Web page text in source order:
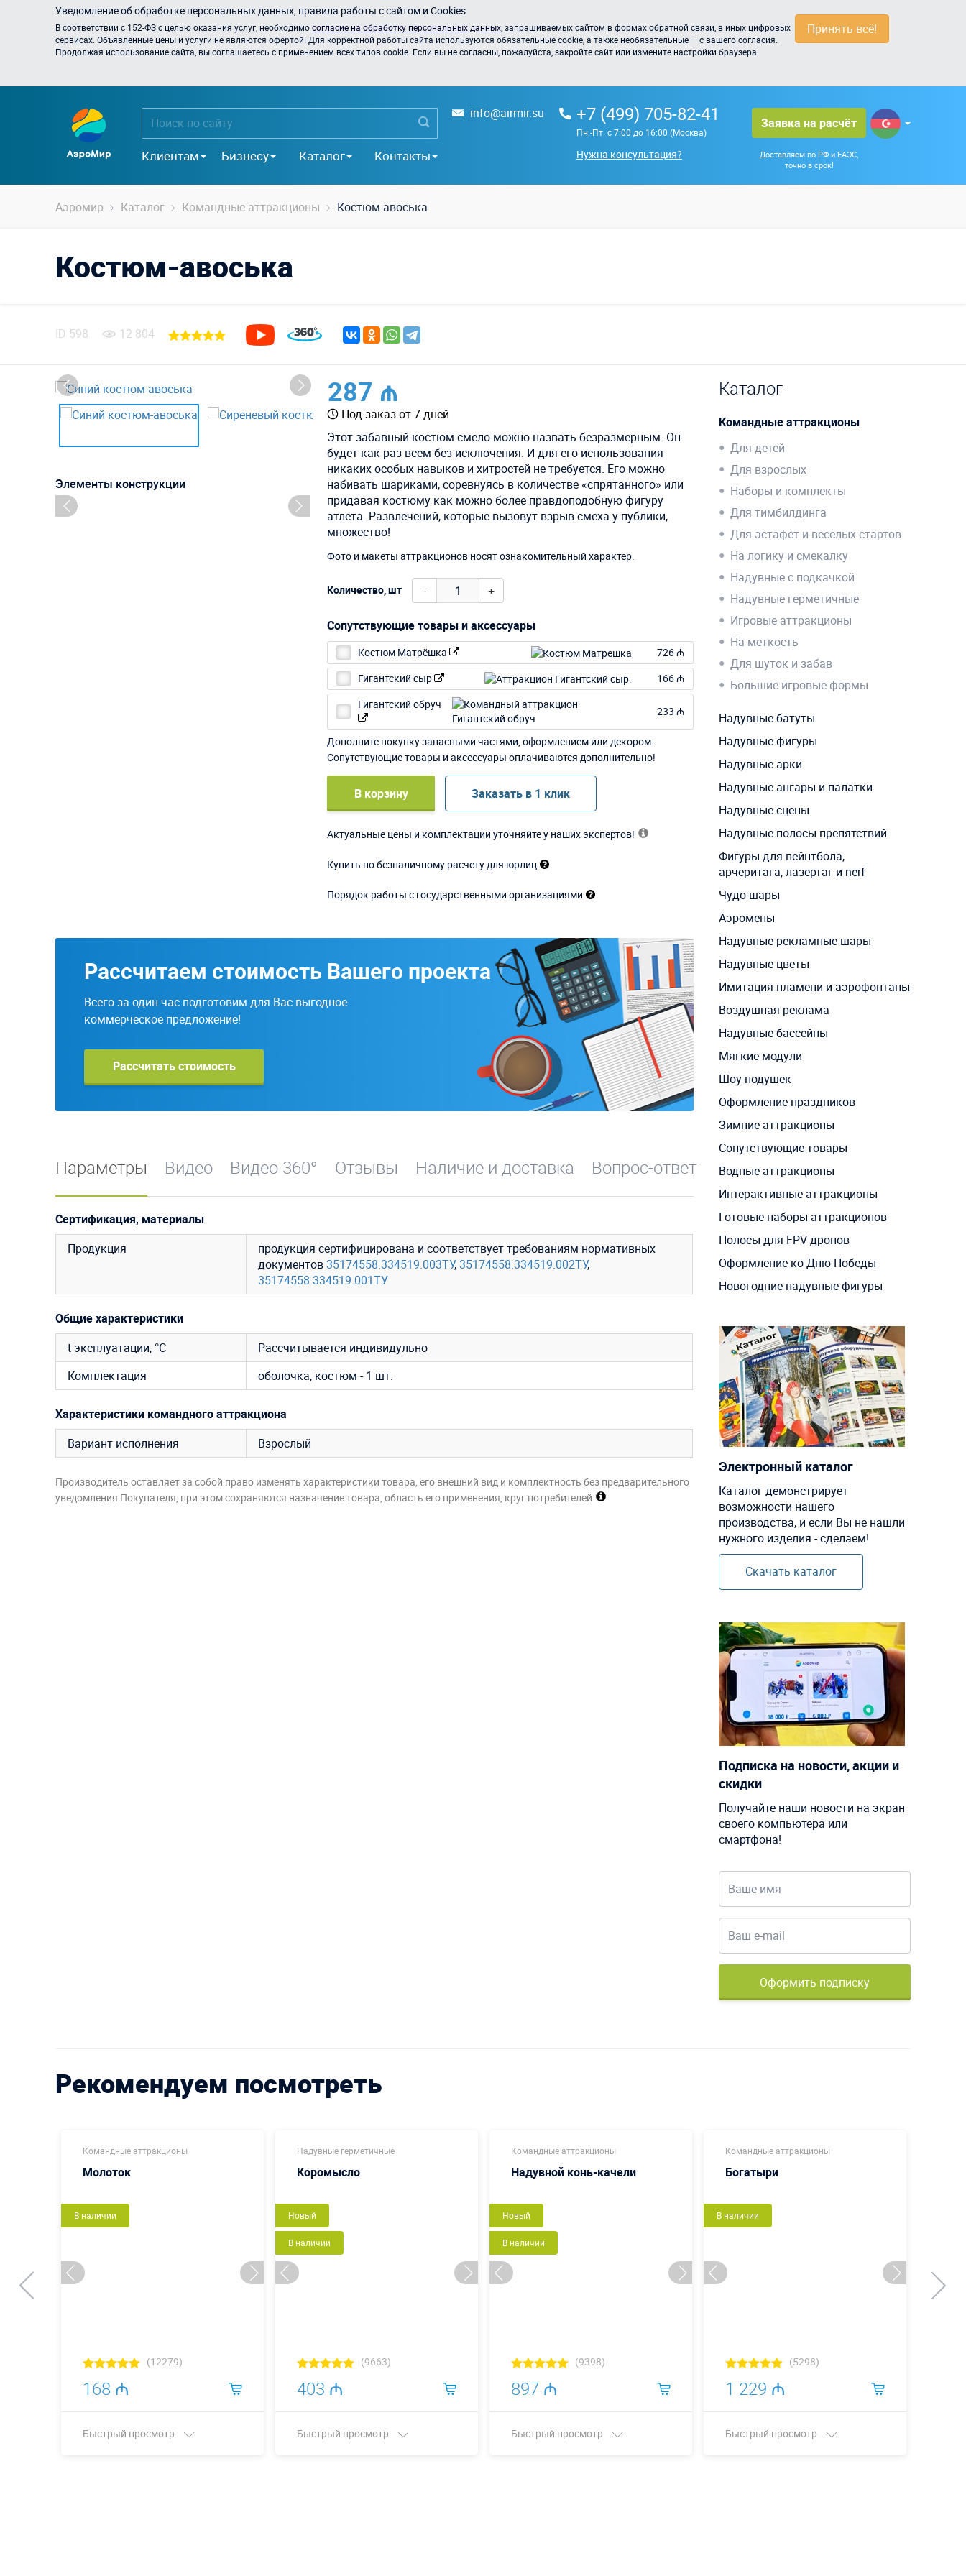
Принять всё!
Уведомление об обработке персональных данных, правила работы с сайтом и Cookies
В соответствии с 152-ФЗ с целью оказания услуг, необходимосогласие на обработку персональных данных , запрашиваемых сайтом в формах обратной связи, в иных цифровых
сервисах. Объявленные цены и услуги не являются офертой! Для корректной работы сайта используются обязательные cookie, а также необязательные — с вашего согласия.
Продолжая использование сайта, вы соглашаетесь с применением всех типов cookie. Если вы не согласны, пожалуйста, закройте сайт или измените настройки браузера.
Клиентам Бизнесу Каталог Контакты
info@airmir.su +7 (499) 705-82-41
Пн.-Пт. с 7:00 до 16:00 (Москва)
Нужна консультация?
Заявка на расчёт
Доставляем по РФ и ЕАЭС,
точно в срок!
Аэромир Каталог Командные аттракционы Костюм-авоська
Костюм-авоська
ID 598 12 804
Элементы конструкции
287 ₼
Под заказ от 7 дней
Этот забавный костюм смело можно назвать безразмерным. Он
будет как раз всем без исключения. И для его использования
никаких особых навыков и хитростей не требуется. Его можно
набивать шариками, соревнуясь в количестве «спрятанного» или
придавая костюму как можно более правдоподобную фигуру
атлета. Развлечений, которые вызовут взрыв смеха у публики,
множество!
Фото и макеты аттракционов носят ознакомительный характер.
Количество, шт - +
Сопутствующие товары и аксессуары
Костюм Матрёшка
726 ₼
Гигантский сыр
166 ₼
Гигантский обруч
233 ₼
Дополните покупку запасными частями, оформлением или декором.
Сопутствующие товары и аксессуары оплачиваются дополнительно!
В корзину Заказать в 1 клик
Актуальные цены и комплектации уточняйте у наших экспертов!
Купить по безналичному расчету для юрлиц
Порядок работы с государственными организациями
Рассчитаем стоимость Вашего проекта
Всего за один час подготовим для Вас выгодное
коммерческое предложение!
Рассчитать стоимость
Параметры Видео Видео 360° Отзывы Наличие и доставка Вопрос-ответ
Сертификация, материалы
Продукция
продукция сертифицирована и соответствует требованиям нормативных
документов35174558.334519.003ТУ,35174558.334519.002ТУ,
35174558.334519.001ТУ
Общие характеристики
t эксплуатации, °C
Рассчитывается индивидульно
Комплектация
оболочка, костюм - 1 шт.
Характеристики командного аттракциона
Вариант исполнения
Взрослый
Производитель оставляет за собой право изменять характеристики товара, его внешний вид и комплектность без предварительного
уведомления Покупателя, при этом сохраняются назначение товара, область его применения, круг потребителей
Каталог
Командные аттракционы
Для детей
Для взрослых
Наборы и комплекты
Для тимбилдинга
Для эстафет и веселых стартов
На логику и смекалку
Надувные с подкачкой
Надувные герметичные
Игровые аттракционы
На меткость
Для шуток и забав
Большие игровые формы
Надувные батуты
Надувные фигуры
Надувные арки
Надувные ангары и палатки
Надувные сцены
Надувные полосы препятствий
Фигуры для пейнтбола,
арчеритага, лазертаг и nerf
Чудо-шары
Аэромены
Надувные рекламные шары
Надувные цветы
Имитация пламени и аэрофонтаны
Воздушная реклама
Надувные бассейны
Мягкие модули
Шоу-подушек
Оформление праздников
Зимние аттракционы
Сопутствующие товары
Водные аттракционы
Интерактивные аттракционы
Готовые наборы аттракционов
Полосы для FPV дронов
Оформление ко Дню Победы
Новогодние надувные фигуры
Электронный каталог
Каталог демонстрирует
возможности нашего
производства, и если Вы не нашли
нужного изделия - сделаем!
Скачать каталог
Подписка на новости, акции и
скидки
Получайте наши новости на экран
своего компьютера или
смартфона!
Оформить подписку
Рекомендуем посмотреть
Командные аттракционы
Молоток
В наличии
(12279)
168 ₼
Быстрый просмотр
Надувные герметичные
Коромысло
Новый
В наличии
(9663)
403 ₼
Быстрый просмотр
Командные аттракционы
Надувной конь-качели
Новый
В наличии
(9398)
897 ₼
Быстрый просмотр
Командные аттракционы
Богатыри
В наличии
(5298)
1 229 ₼
Быстрый просмотр